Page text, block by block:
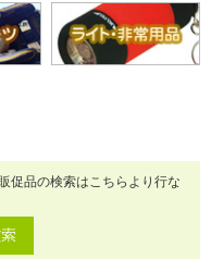
促品の検索はこちらより行な